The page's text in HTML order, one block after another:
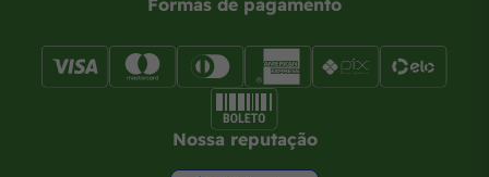
Formas de pagamento
Nossa reputação